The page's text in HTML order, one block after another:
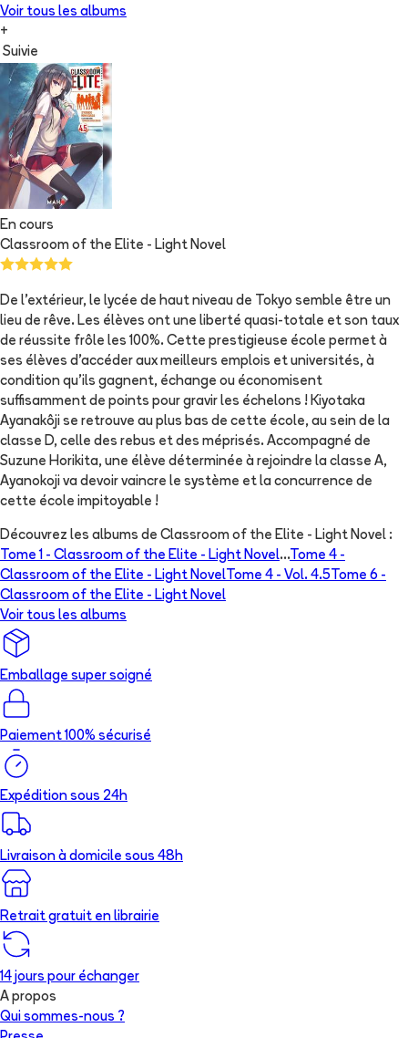
Voir tous les albums
+
Suivie
En cours
Classroom of the Elite - Light Novel
De l'extérieur, le lycée de haut niveau de Tokyo semble être un
lieu de rêve. Les élèves ont une liberté quasi-totale et son taux
de réussite frôle les 100%. Cette prestigieuse école permet à
ses élèves d'accéder aux meilleurs emplois et universités, à
condition qu'ils gagnent, échange ou économisent
suffisamment de points pour gravir les échelons ! Kiyotaka
Ayanakôji se retrouve au plus bas de cette école, au sein de la
classe D, celle des rebus et des méprisés. Accompagné de
Suzune Horikita, une élève déterminée à rejoindre la classe A,
Ayanokoji va devoir vaincre le système et la concurrence de
cette école impitoyable !
Découvrez les albums de Classroom of the Elite - Light Novel :
Tome 1 - Classroom of the Elite - Light Novel...Tome 4 -
Classroom of the Elite - Light Novel Tome 4 - Vol. 4.5 Tome 6 -
Classroom of the Elite - Light Novel
Voir tous les albums
Emballage super soigné
Paiement 100% sécurisé
Expédition sous 24h
Livraison à domicile sous 48h
Retrait gratuit en librairie
14 jours pour échanger
A propos
Qui sommes-nous ?